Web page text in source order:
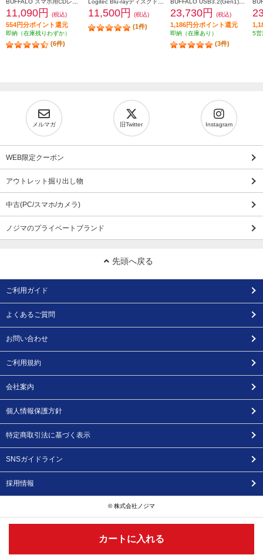
カートに入れる
11,090円 (税込)
554円分ポイント還元
即納（在庫残りわずか）
(6件)
11,500円 (税込)
(1件)
23,730円 (税込)
1,186円分ポイント還元
即納（在庫あり）
(3件)
5営
メルマガ 旧Twitter Instagram
WEB限定クーポン
アウトレット掘り出し物
中古(PC/スマホ/カメラ)
ノジマのプライベートブランド
先頭へ戻る
ご利用ガイド
よくあるご質問
お問い合わせ
ご利用規約
会社案内
個人情報保護方針
特定商取引法に基づく表示
SNSガイドライン
採用情報
© 株式会社ノジマ